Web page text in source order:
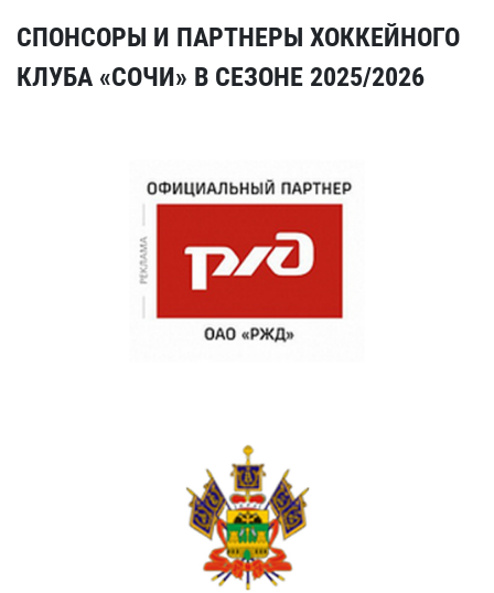
СПОНСОРЫ И ПАРТНЕРЫ ХОККЕЙНОГО
КЛУБА «СОЧИ» В СЕЗОНЕ 2025/2026